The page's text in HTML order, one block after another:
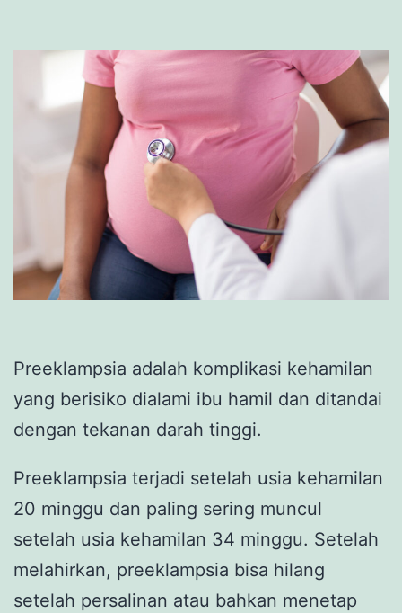
Preeklampsia adalah komplikasi kehamilan
yang berisiko dialami ibu hamil dan ditandai
dengan tekanan darah tinggi.
Preeklampsia terjadi setelah usia kehamilan
20 minggu dan paling sering muncul
setelah usia kehamilan 34 minggu. Setelah
melahirkan, preeklampsia bisa hilang
setelah persalinan atau bahkan menetap